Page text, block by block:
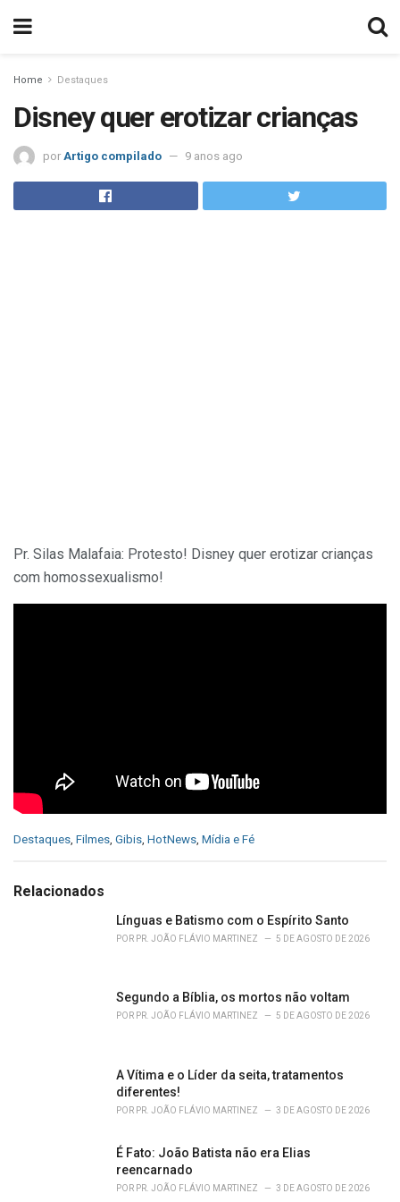
Home Destaques
Disney quer erotizar crianças
por Artigo compilado 9 anos ago
Pr. Silas Malafaia: Protesto! Disney quer erotizar crianças
com homossexualismo!
C
e
Destaques, Filmes, Gibis, HotNews, Mídia e Fé
Relacionados
Línguas e Batismo com o Espírito Santo
POR PR. JOÃO FLÁVIO MARTINEZ 5 DE AGOSTO DE 2026
Segundo a Bíblia, os mortos não voltam
POR PR. JOÃO FLÁVIO MARTINEZ 5 DE AGOSTO DE 2026
A Vítima e o Líder da seita, tratamentos
diferentes!
POR PR. JOÃO FLÁVIO MARTINEZ 3 DE AGOSTO DE 2026
É Fato: João Batista não era Elias
reencarnado
POR PR. JOÃO FLÁVIO MARTINEZ 3 DE AGOSTO DE 2026